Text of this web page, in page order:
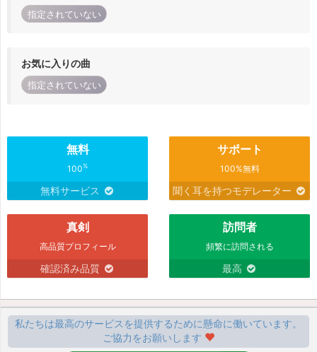
指定されていない
お気に入りの曲
指定されていない
無料
100%
無料サービス
サポート
100%無料
聞く耳を持つモデレーター
真剣
高品質プロフィール
確認済み品質
訪問者
頻繁に訪問される
最高
私たちは最高のサービスを提供するために懸命に働いています。
ご協力をお願いします